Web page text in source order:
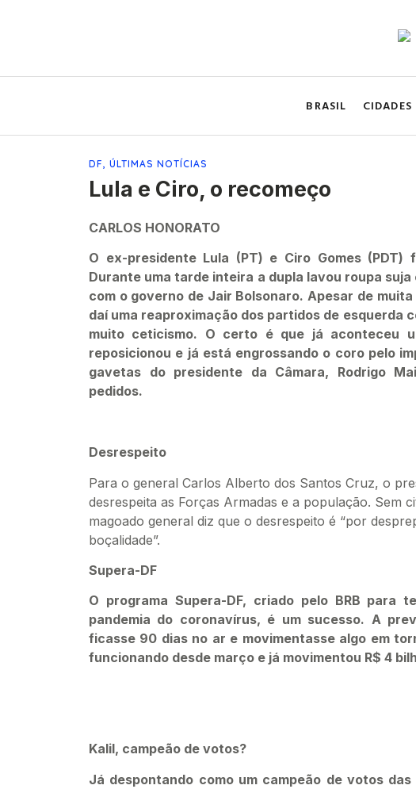
BRASIL CIDADES
DF ÚLTIMAS NOTÍCIAS
Lula e Ciro, o recomeço
CARLOS HONORATO
O ex-presidente Lula (PT) e Ciro Gomes (PDT)
Durante uma tarde inteira a dupla lavou roupa
com o governo de Jair Bolsonaro. Apesar de
daí uma reaproximação dos partidos de esquerda
muito ceticismo. O certo é que já aconteceu
reposicionou e já está engrossando o coro pelo
gavetas do presidente da Câmara, Rodrigo
pedidos.
Desrespeito
Para o general Carlos Alberto dos Santos Cruz, o
desrespeita as Forças Armadas e a população. Sem
magoado general diz que o desrespeito é “por
boçalidade”.
Supera-DF
O programa Supera-DF, criado pelo BRB para
pandemia do coronavírus, é um sucesso. A
ficasse 90 dias no ar e movimentasse algo em
funcionando desde março e já movimentou R$ 4
Kalil, campeão de votos?
Já despontando como um campeão de votos